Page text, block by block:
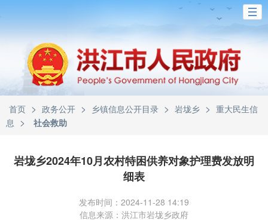
首页 > 政务公开 > 乡镇信息公开目录 > 岩垅乡 > 重大民生信
息 > 社会救助
岩垅乡2024年10月农村特困供养对象护理费发放明
细表
发布时间：2024-11-28 14:19
信息来源：洪江市岩垅乡政府